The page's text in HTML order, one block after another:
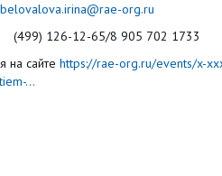
belovalova.irina@rae-org.ru
12-65/8 905 702 1733
на сайте https://rae-org.ru/events/x-
...